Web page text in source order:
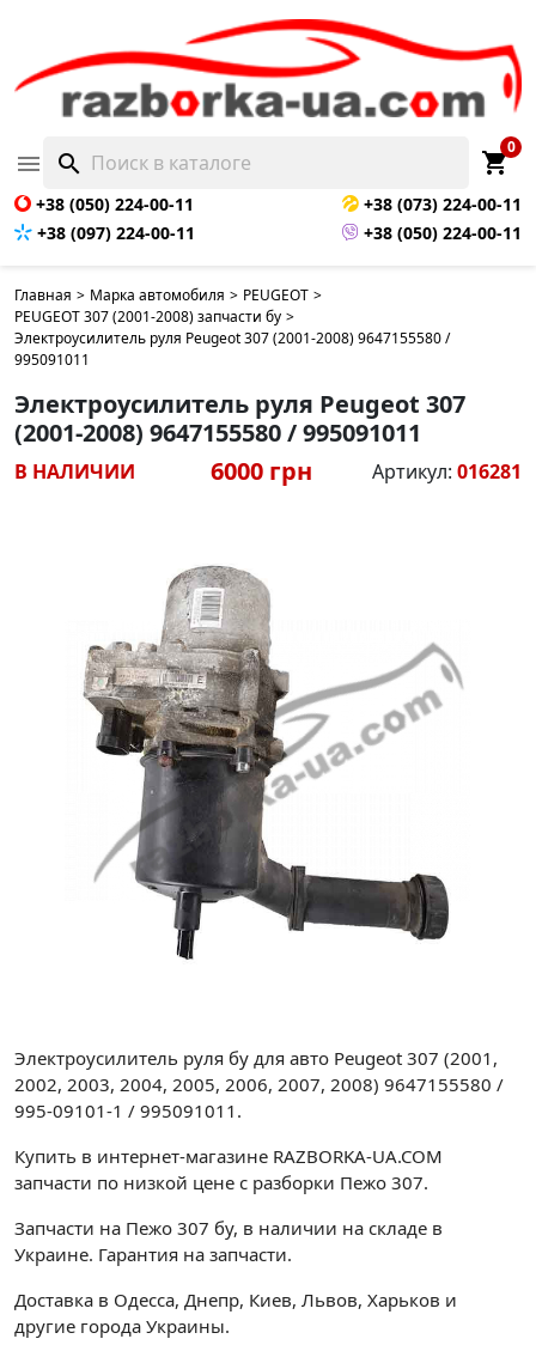
 search shopping_cart
0
+38 (050) 224-00-11
+38 (073) 224-00-11
+38 (097) 224-00-11
+38 (050) 224-00-11
Главная > Марка автомобиля > PEUGEOT >
PEUGEOT 307 (2001-2008) запчасти бу >
Электроусилитель руля Peugeot 307 (2001-2008) 9647155580 /
995091011
Электроусилитель руля Peugeot 307
(2001-2008) 9647155580 / 995091011
В НАЛИЧИИ 6000 грн Артикул: 016281
Электроусилитель руля бу для авто Peugeot 307 (2001,
2002, 2003, 2004, 2005, 2006, 2007, 2008) 9647155580 /
995-09101-1 / 995091011.
Купить в интернет-магазине RAZBORKA-UA.COM
запчасти по низкой цене с разборки Пежо 307.
Запчасти на Пежо 307 бу, в наличии на складе в
Украине. Гарантия на запчасти.
Доставка в Одесса, Днепр, Киев, Львов, Харьков и
другие города Украины.